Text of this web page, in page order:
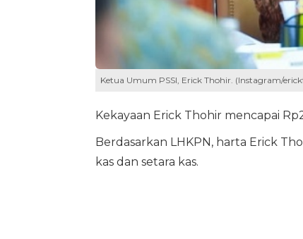
Ketua Umum PSSI, Erick Thohir. (Instagram/
Kekayaan Erick Thohir mencapai
Berdasarkan LHKPN, harta Erick
kas dan setara kas.